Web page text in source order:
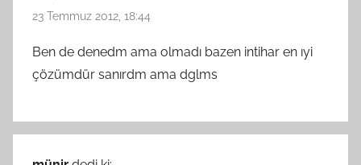
23 Temmuz 2012, 18:44
Ben de denedm ama olmadı bazen intihar en ıyi
çözümdür sanırdm ama dglms